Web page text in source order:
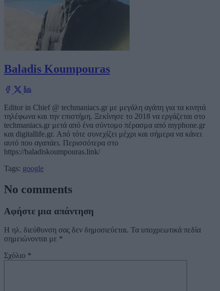
Baladis Koumpouras
Editor in Chief @ techmaniacs.gr με μεγάλη αγάπη για τα κινητά
τηλέφωνα και την επιστήμη. Ξεκίνησε το 2018 να εργάζεται στο
techmaniacs.gr μετά από ένα σύντομο πέρασμα από myphone.gr
και digitallife.gr. Από τότε συνεχίζει μέχρι και σήμερα να κάνει
αυτό που αγαπάει. Περισσότερα στο
https://baladiskoumpouras.link/
Tags: google
No comments
Αφήστε μια απάντηση
Η ηλ. διεύθυνση σας δεν δημοσιεύεται. Τα υποχρεωτικά πεδία
σημειώνονται με *
Σχόλιο *